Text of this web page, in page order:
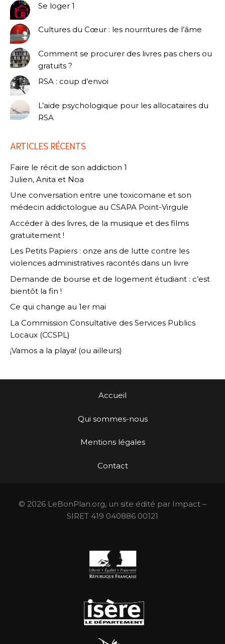
Se loger 1
Cultures du Cœur : les nourritures de l’âme
Comment se procurer des livres pas chers ou
gratuits ?
RSA : coup d’envoi
L’aide psychologique pour les allocataires du
RSA
ARTICLES RÉCENTS
Faire le récit de son addiction 1
Julien, Anita et Noa
Une conversation entre une toxicomane et son
médecin addictologue au CSAPA Point-Virgule
Accéder à des livres, de la musique et des films
gratuitement !
Les Petits Papiers : onze ans de lutte contre les
violences administratives racontés dans un livre
Demande de bourse et de logement étudiant : c’est
bientôt la fin !
Ce qui change au 1er mai
La Commission Consultative des Services Publics
Locaux (CCSPL)
¡Vamos a la playa! (ou ailleurs)
Accueil
Qui sommes-nous
Mentions légales
Contact
© 2026 LeBonPlan.org, un site édité par Impact –
SIRET 419 040886 00121